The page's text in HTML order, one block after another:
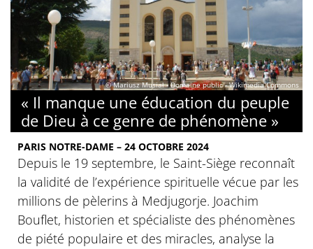
© Mariusz Musiał - Domaine public - Wikimedia Commons
« Il manque une éducation du peuple
de Dieu à ce genre de phénomène »
PARIS NOTRE-DAME – 24 OCTOBRE 2024
Depuis le 19 septembre, le Saint-Siège reconnaît
la validité de l’expérience spirituelle vécue par les
millions de pèlerins à Medjugorje. Joachim
Bouflet, historien et spécialiste des phénomènes
de piété populaire et des miracles, analyse la